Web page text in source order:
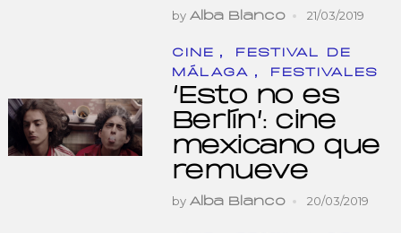
by Alba Blanco 21/03/2019
CINE ,
FESTIVAL DE
MÁLAGA , FESTIVALES
‘Esto no es
Berlín’: cine
mexicano que
remueve
by Alba Blanco 20/03/2019